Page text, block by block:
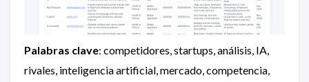
Palabras clave: competidores, startups, análisis, IA,
rivales, inteligencia artificial, mercado, competencia,